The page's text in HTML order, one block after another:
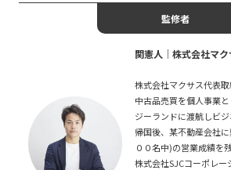
監修者
関憲人│株式会社マク
株式会社マクサス代表取
中古品売買を個人事業
ジーランドに渡航しビジ
帰国後、某不動産会社
００名中)の営業成績を
株式会社SJCコーポレ